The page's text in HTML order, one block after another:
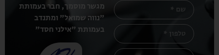
מגשר מוסמך, חבר בעמותת
"נווה שמואל" ומתנדב
בעמותת "אילני חסד"